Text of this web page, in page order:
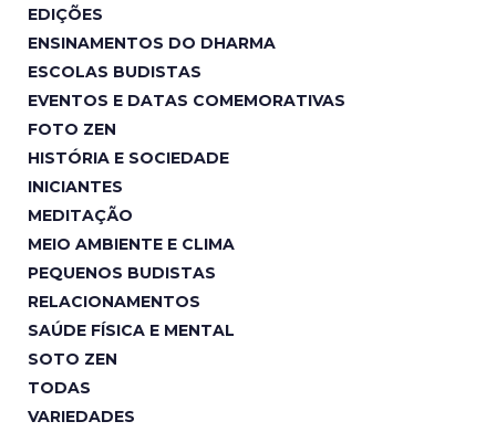
EDIÇÕES
ENSINAMENTOS DO DHARMA
ESCOLAS BUDISTAS
EVENTOS E DATAS COMEMORATIVAS
FOTO ZEN
HISTÓRIA E SOCIEDADE
INICIANTES
MEDITAÇÃO
MEIO AMBIENTE E CLIMA
PEQUENOS BUDISTAS
RELACIONAMENTOS
SAÚDE FÍSICA E MENTAL
SOTO ZEN
TODAS
VARIEDADES